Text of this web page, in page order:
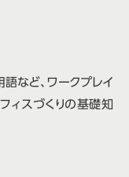
など、ワークプレイ
ィスづくりの基礎知